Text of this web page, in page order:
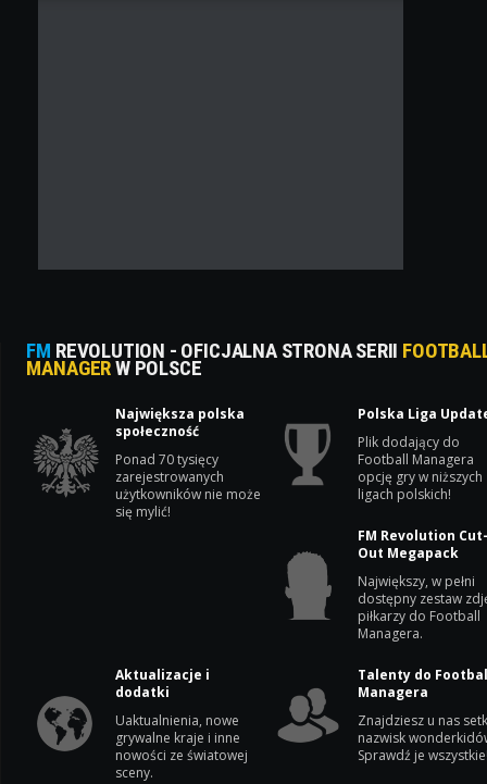
FM REVOLUTION - OFICJALNA STRONA SERII
MANAGERW POLSCE
Największa polska
społeczność
Ponad 70 tysięcy
zarejestrowanych
użytkowników nie może
się mylić!
Polska Liga
Plik dodający do
Football Managera
opcję gry w niższych
ligach polskich!
FM Revolution
Out Megapack
Największy, w pełni
dostępny zestaw
piłkarzy do Football
Managera.
Aktualizacje i
dodatki
Uaktualnienia, nowe
grywalne kraje i inne
nowości ze światowej
sceny.
Talenty do
Managera
Znajdziesz u nas
nazwisk
Sprawdź je